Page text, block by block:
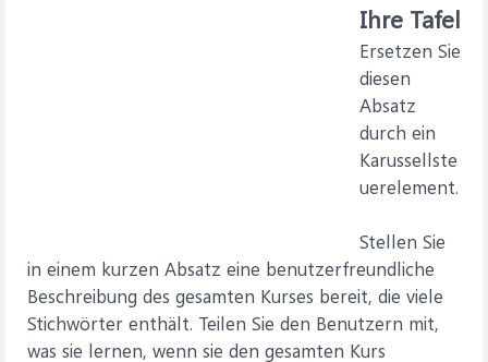
Ihre Tafel
Ersetzen Sie
diesen
Absatz
durch ein
Karussellste
uerelement.
Stellen Sie
in einem kurzen Absatz eine benutzerfreundliche
Beschreibung des gesamten Kurses bereit, die viele
Stichwörter enthält. Teilen Sie den Benutzern mit,
was sie lernen, wenn sie den gesamten Kurs